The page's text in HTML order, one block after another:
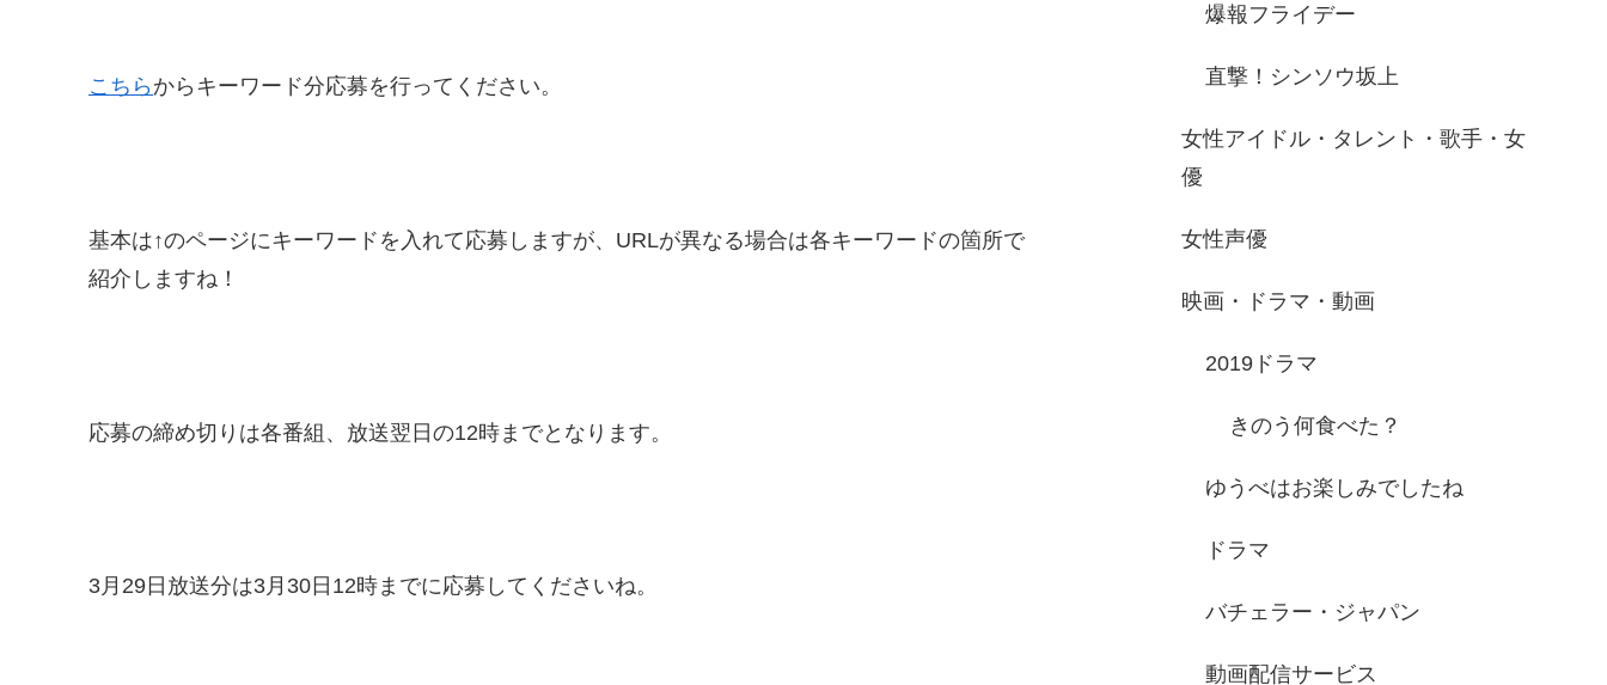
こちら からキーワード分応募を行ってください。
基本は↑のページにキーワードを入れて応募しますが、URLが異なる場合は各キーワードの箇所で
紹介しますね！
応募の締め切りは各番組、放送翌日の12時までとなります。
3月29日放送分は3月30日12時までに応募してくださいね。
爆報フライデー
直撃！シンソウ坂上
女性アイドル・タレント・歌手・女
優
女性声優
映画・ドラマ・動画
2019ドラマ
きのう何食べた？
ゆうべはお楽しみでしたね
ドラマ
バチェラー・ジャパン
動画配信サービス